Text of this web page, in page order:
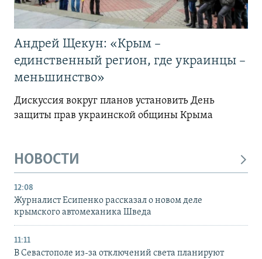
Андрей Щекун: «Крым –
единственный регион, где украинцы –
меньшинство»
Дискуссия вокруг планов установить День
защиты прав украинской общины Крыма
НОВОСТИ
12:08
Журналист Есипенко рассказал о новом деле
крымского автомеханика Шведа
11:11
В Севастополе из-за отключений света планируют